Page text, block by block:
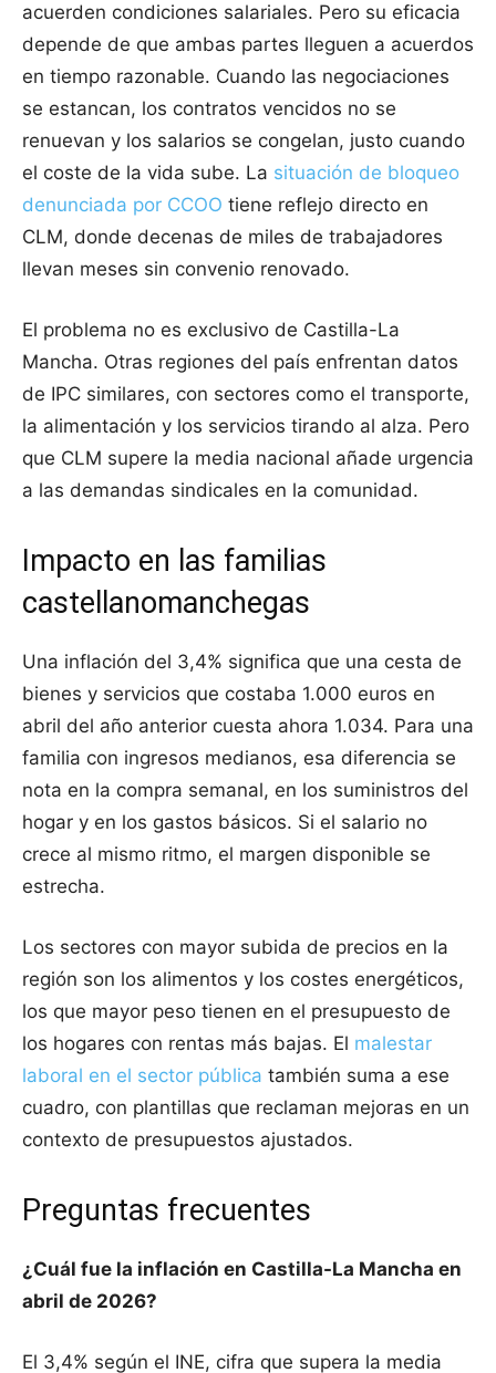
acuerden condiciones salariales. Pero su eficacia
depende de que ambas partes lleguen a acuerdos
en tiempo razonable. Cuando las negociaciones
se estancan, los contratos vencidos no se
renuevan y los salarios se congelan, justo cuando
el coste de la vida sube. La situación de bloqueo
denunciada por CCOO tiene reflejo directo en
CLM, donde decenas de miles de trabajadores
llevan meses sin convenio renovado.
El problema no es exclusivo de Castilla-La
Mancha. Otras regiones del país enfrentan datos
de IPC similares, con sectores como el transporte,
la alimentación y los servicios tirando al alza. Pero
que CLM supere la media nacional añade urgencia
a las demandas sindicales en la comunidad.
Impacto en las familias
castellanomanchegas
Una inflación del 3,4% significa que una cesta de
bienes y servicios que costaba 1.000 euros en
abril del año anterior cuesta ahora 1.034. Para una
familia con ingresos medianos, esa diferencia se
nota en la compra semanal, en los suministros del
hogar y en los gastos básicos. Si el salario no
crece al mismo ritmo, el margen disponible se
estrecha.
Los sectores con mayor subida de precios en la
región son los alimentos y los costes energéticos,
los que mayor peso tienen en el presupuesto de
los hogares con rentas más bajas. El malestar
laboral en el sector pública también suma a ese
cuadro, con plantillas que reclaman mejoras en un
contexto de presupuestos ajustados.
Preguntas frecuentes
¿Cuál fue la inflación en Castilla-La Mancha en
abril de 2026?
El 3,4% según el INE, cifra que supera la media